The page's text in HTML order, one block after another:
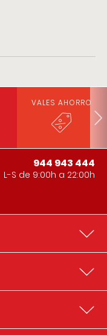
VALES AHORRO
944 943 444
L-S de 9:00h a 22:00h